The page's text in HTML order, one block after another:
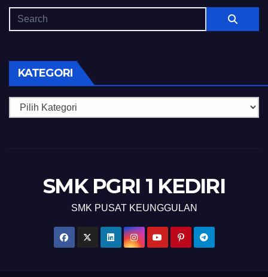
KATEGORI
Kategori
SMK PGRI 1 KEDIRI
SMK PUSAT KEUNGGULAN